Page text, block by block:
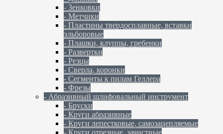
- Зенковки
- Метчики
- Пластины твердосплавные, вставки
эльборовые
- Плашки, клуппы, гребенки
- Развертки
- Резцы
- Сверла, коронки
- Сегменты к пилам Геллера
- Фрезы
- Абразивный шлифовальный инструмент
- Бруски
- Круги абразивные
- Круги лепестковые, самозацепляемые
- Круги отрезные, зачистные